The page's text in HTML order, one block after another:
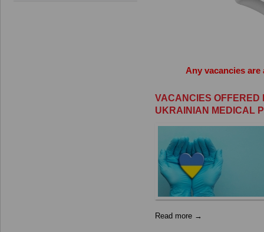
Any vacancies are
VACANCIES OFFERED
UKRAINIAN MEDICAL
Read more →